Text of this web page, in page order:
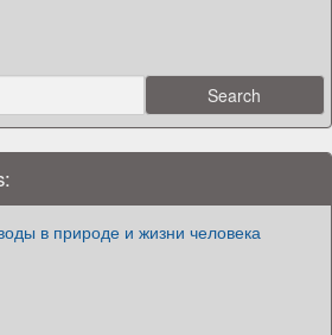
в природе и жизни человека